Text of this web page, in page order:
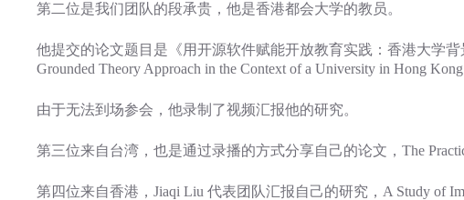
第二位是我们团队的段承贵，他是香港都会大学的教员。
他提交的论文题目是《用开源软件赋能开放教育实践：香港大学背
Grounded Theory Approach in the Context of a University in Hong Kong
由于无法到场参会，他录制了视频汇报他的研究。
第三位来自台湾，也是通过录播的方式分享自己的论文，The
第四位来自香港，Jiaqi Liu 代表团队汇报自己的研究，A Study of